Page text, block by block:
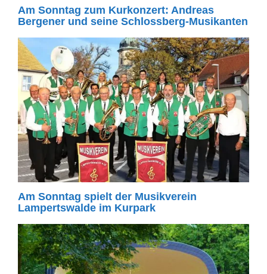
Am Sonntag zum Kurkonzert: Andreas
Bergener und seine Schlossberg-Musikanten
Am Sonntag spielt der Musikverein
Lampertswalde im Kurpark